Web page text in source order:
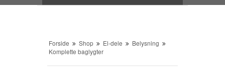
Forside Shop El-dele
Belysning
Komplette baglygter